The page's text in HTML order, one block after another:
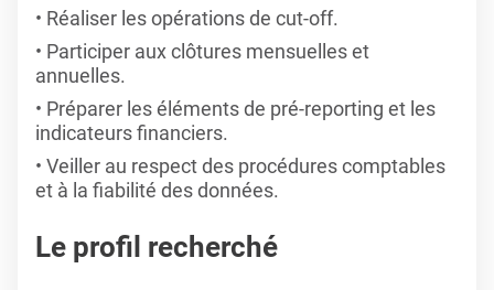
Réaliser les opérations de cut-off.
Participer aux clôtures mensuelles et
annuelles.
Préparer les éléments de pré-reporting et les
indicateurs financiers.
Veiller au respect des procédures comptables
et à la fiabilité des données.
Le profil recherché